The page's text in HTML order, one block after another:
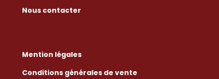
Nous contacter
Mention légales
Conditions générales de vente